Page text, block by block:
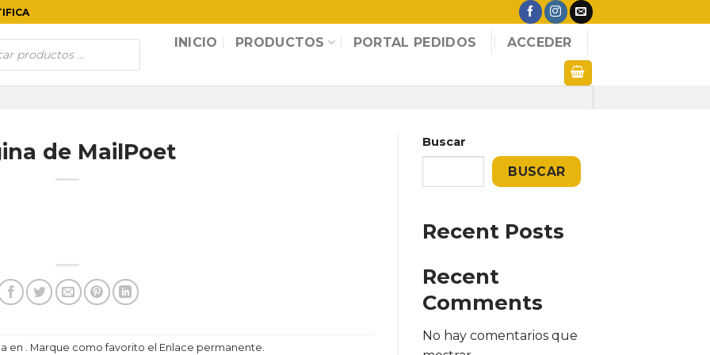
INICIO PRODUCTOS PORTAL PEDIDOS ACCEDER
de MailPoet
en . Marque como favorito el Enlace permanente.
Buscar
BUSCAR
Recent Posts
Recent
Comments
No hay comentarios que